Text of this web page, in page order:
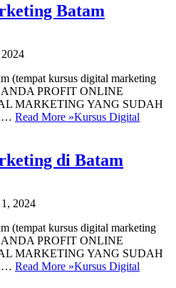
Batam
(tempat kursus digital marketing
ANDA PROFIT ONLINE
MARKETING YANG SUDAH
Read More »Kursus Digital
di Batam
2024
(tempat kursus digital marketing
ANDA PROFIT ONLINE
MARKETING YANG SUDAH
Read More »Kursus Digital